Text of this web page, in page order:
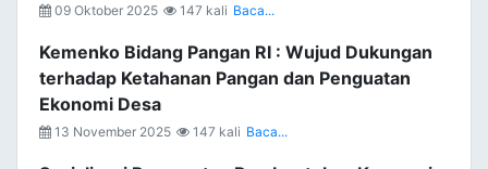
09 Oktober 2025 147 kali Baca...
Kemenko Bidang Pangan RI : Wujud Dukungan
terhadap Ketahanan Pangan dan Penguatan
Ekonomi Desa
13 November 2025 147 kali Baca...